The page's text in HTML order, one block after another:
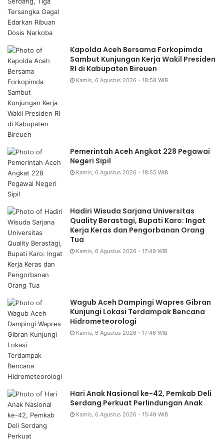
Kapolda Aceh Bersama Forkopimda
Sambut Kunjungan Kerja Wakil Presiden
RI di Kabupaten Bireuen
Kamis, 6 Agustus 2026 - 18:58 WIB
Pemerintah Aceh Angkat 228 Pegawai
Negeri Sipil
Kamis, 6 Agustus 2026 - 18:55 WIB
Hadiri Wisuda Sarjana Universitas
Quality Berastagi, Bupati Karo: Ingat
Kerja Keras dan Pengorbanan Orang
Tua
Kamis, 6 Agustus 2026 - 17:49 WIB
Wagub Aceh Dampingi Wapres Gibran
Kunjungi Lokasi Terdampak Bencana
Hidrometeorologi
Kamis, 6 Agustus 2026 - 17:46 WIB
Hari Anak Nasional ke-42, Pemkab Deli
Serdang Perkuat Perlindungan Anak
Kamis, 6 Agustus 2026 - 15:49 WIB